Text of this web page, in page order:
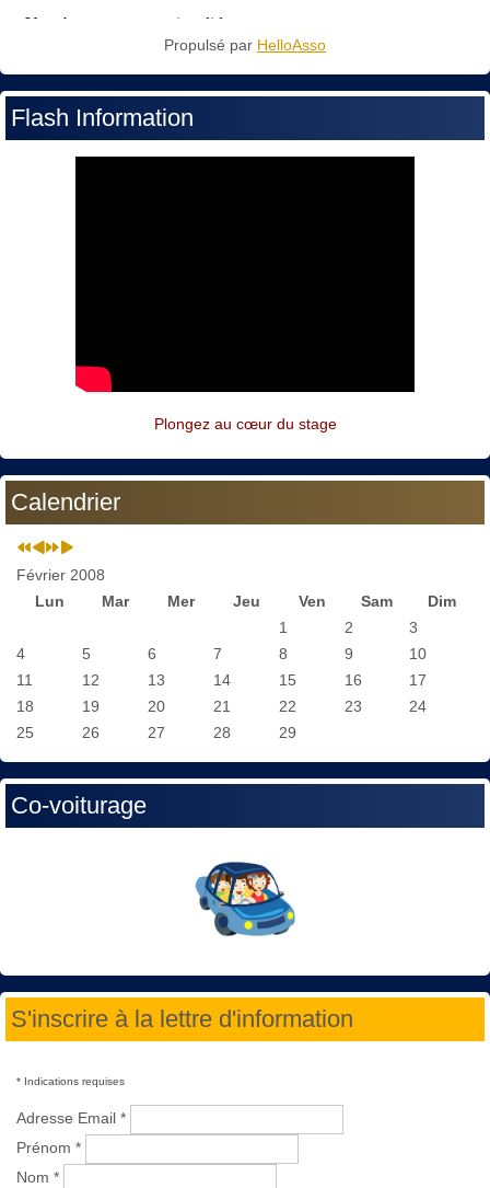
Propulsé par HelloAsso
Flash Information
Plongez au cœur du stage
Calendrier
Février 2008
Lun
Mar Mer Jeu Ven Sam
Dim
1
2
3
4
5 6 7 8 9
10
11
12 13 14 15 16
17
18
19 20 21 22 23
24
25
26 27 28 29
Co-voiturage
S'inscrire à la lettre d'information
* Indications requises
Adresse Email *
Prénom *
Nom *